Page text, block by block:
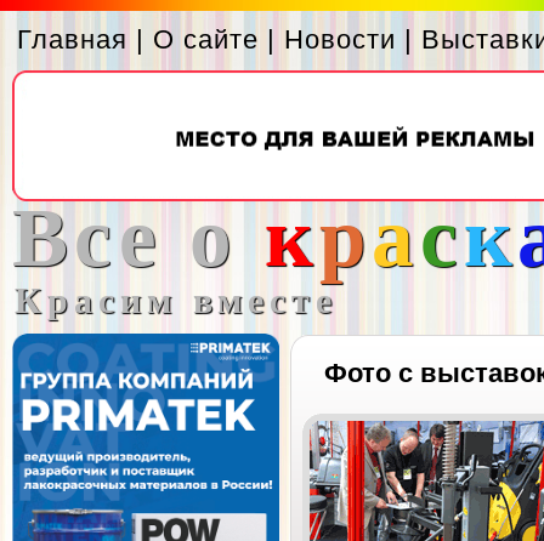
Главная | О сайте | Новости |
Все о краск
Красим вместе
Фото с